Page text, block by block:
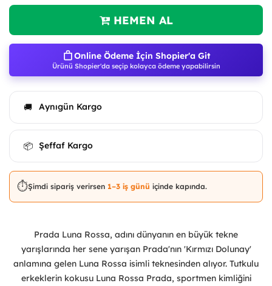
HEMEN AL
Online Ödeme İçin Shopier'a Git
Ürünü Shopier'da seçip kolayca ödeme yapabilirsin
🚚 Aynıgün Kargo
📦 Şeffaf Kargo
⏱️Şimdi sipariş verirsen 1–3 iş günü içinde kapında.
Prada Luna Rossa, adını dünyanın en büyük tekne
yarışlarında her sene yarışan Prada'nın 'Kırmızı Dolunay'
anlamına gelen Luna Rossa isimli teknesinden alıyor. Tutkulu
erkeklerin kokusu Luna Rossa Prada, sportmen kimliğini